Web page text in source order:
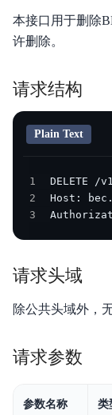
点
BEC
功能发布记录
产品定价
操作指南
典型实践
JAVA-SDK
本接口用于删除
许删除。
请求结构
Plain Text
1
2
3
请求头域
除公共头域外，
请求参数
参数名称 类